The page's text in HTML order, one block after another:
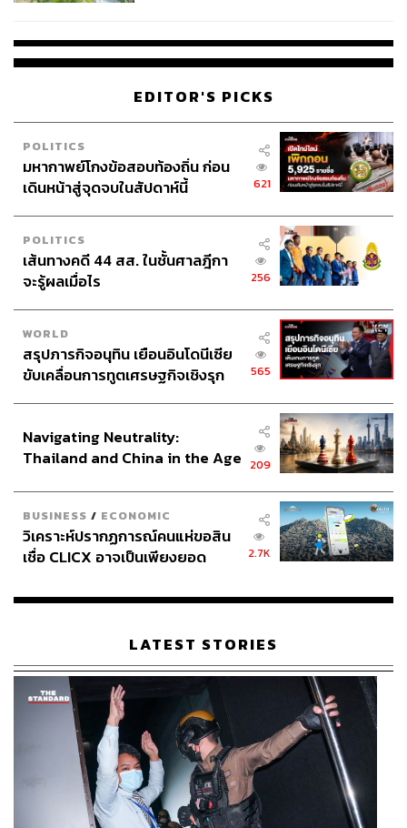
EDITOR'S PICKS
POLITICS
มหากาพย์โกงข้อสอบท้องถิ่น ก่อน
เดินหน้าสู่จุดจบในสัปดาห์นี้
621
POLITICS
เส้นทางคดี 44 สส. ในชั้นศาลฎีกา
จะรู้ผลเมื่อไร
256
WORLD
สรุปภารกิจอนุทิน เยือนอินโดนีเซีย
ขับเคลื่อนการทูตเศรษฐกิจเชิงรุก
565
Navigating Neutrality:
Thailand and China in the Age
209
BUSINESS / ECONOMIC
วิเคราะห์ปรากฏการณ์คนแห่ขอสิน
เชื่อ CLICX อาจเป็นเพียงยอด
เรือนไทยที่ถูกซุกไว้
2.7K
LATEST STORIES